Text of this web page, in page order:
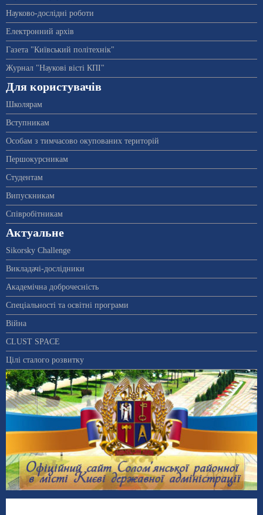
Науково-дослідні роботи
Електронний архів
Газета "Київський політехнік"
Журнал "Наукові вісті КПІ"
Для користувачів
Школярам
Вступникам
Особам з тимчасово окупованих територій
Першокурсникам
Студентам
Випускникам
Співробітникам
Актуальне
Sikorsky Challenge
Викладачі-дослідники
Академічна доброчесність
Спеціальності та освітні програми
Війна
CLUST SPACE
Цілі сталого розвитку